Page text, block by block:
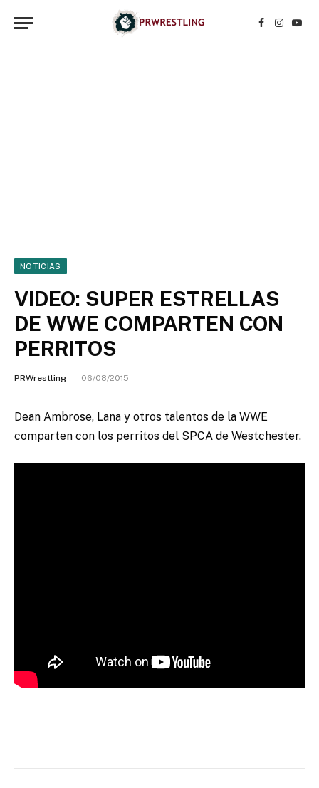
Facebook
NOTICIAS
VIDEO: SUPER ESTRELLAS
DE WWE COMPARTEN CON
PERRITOS
PRWrestling 06/08/2015
Dean Ambrose, Lana y otros talentos de la WWE
comparten con los perritos del SPCA de Westchester.